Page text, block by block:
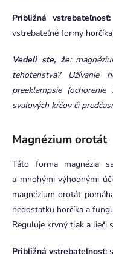
Približná vstrebateľnosť:
vstrebateľné formy
Vedeli ste, že:
tehotenstva? Užívanie
preeklampsie
svalových kŕčov či
Magnézium orotát
Táto forma magnézia
a mnohými výhodnými
magnézium orotát
nedostatku horčíka a
Reguluje krvný tlak a lieči
Približná vstrebateľnosť: